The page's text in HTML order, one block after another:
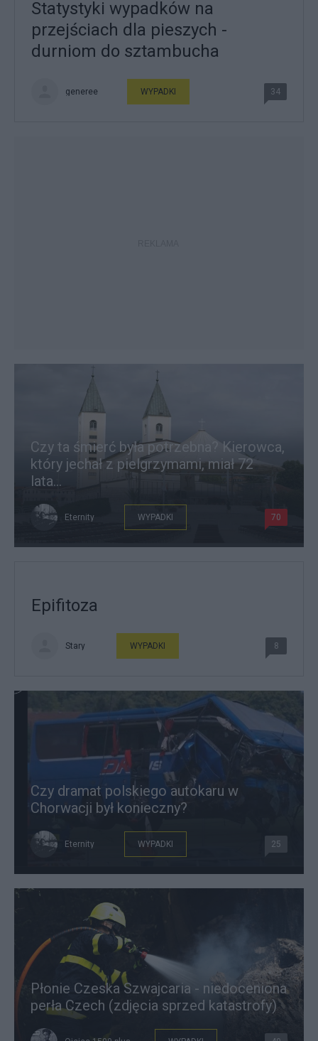
Statystyki wypadków na
przejściach dla pieszych -
durniom do sztambucha
generee WYPADKI 34
Czy ta śmierć była potrzebna? Kierowca,
który jechał z pielgrzymami, miał 72
lata…
Eternity WYPADKI 70
Epifitoza
Stary WYPADKI 8
Czy dramat polskiego autokaru w
Chorwacji był konieczny?
Eternity WYPADKI 25
Płonie Czeska Szwajcaria - niedoceniona
perła Czech (zdjęcia sprzed katastrofy)